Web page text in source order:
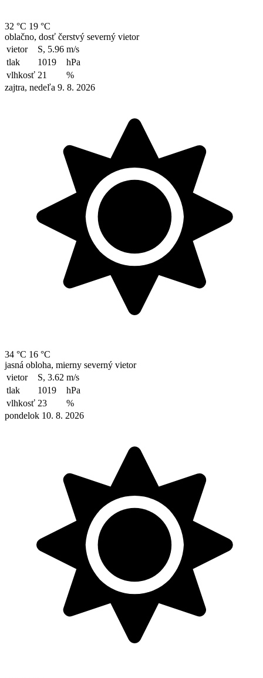
32 °C 19 °C
oblačno, dosť čerstvý severný vietor
vietor
S, 5.96 m/s
tlak
1019
hPa
vlhkosť 21
%
zajtra, nedeľa 9. 8. 2026
34 °C 16 °C
jasná obloha, mierny severný vietor
vietor
S, 3.62 m/s
tlak
1019
hPa
vlhkosť 23
%
pondelok 10. 8. 2026